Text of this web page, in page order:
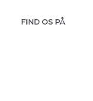
FIND OS PÅ